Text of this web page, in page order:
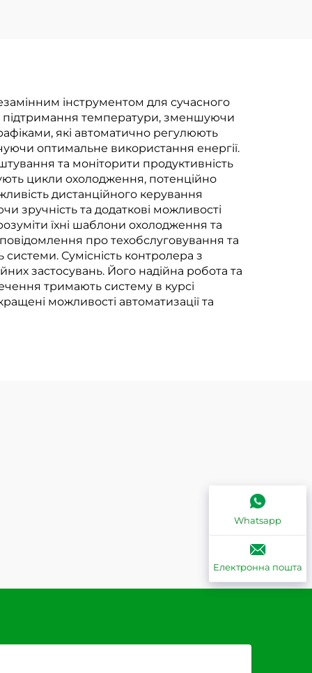
інструментом для сучасного
температури, зменшуючи
які автоматично регулюють
оптимальне використання енергії.
та моніторити продуктивність
цикли охолодження, потенційно
дистанційного керування
зручність та додаткові можливості
їхні шаблони охолодження та
про техобслуговування та
Сумісність контролера з
застосувань. Його надійна робота та
тримають систему в курсі
можливості автоматизації та
Whatsapp
Електронна пошта